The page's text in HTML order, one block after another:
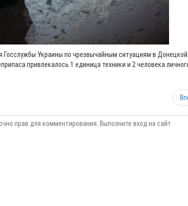
Госслужбы Украины по чрезвычайным ситуациям в Донецкой
привлекалось 1 единица техники и 2 человека
прав для комментирования. Выполните вход на сайт